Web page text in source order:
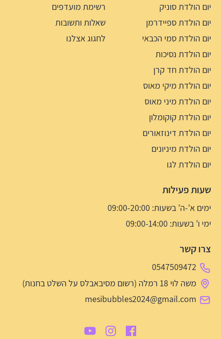
יום הולדת סוניק
יום הולדת ספיידרמן
יום הולדת סמי הכבאי
יום הולדת נסיכות
יום הולדת חד קרן
יום הולדת מיקי מאוס
יום הולדת מיני מאוס
יום הולדת קוקומלון
יום הולדת דינוזאורים
יום הולדת מיניונים
יום הולדת לגו
רשימת מועדפים
שאלות ותשובות
לחגוג אצלנו
שעות פעילות
ימים א’-ה’ בשעות: 09:00-20:00
ימי ו’ בשעות: 09:00-14:00
צרו קשר
0547509472
משה לוי 18 רמלה (רשום מסיבאבלס על השלט בחנות)
mesibubbles2024@gmail.com